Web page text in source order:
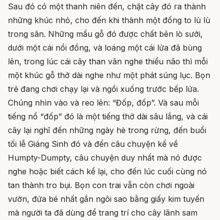
Sau đó có một thanh niên đến, chặt cây đó ra thành
những khúc nhỏ, cho đến khi thành một đống to lù lù
trong sân. Những mẩu gỗ đó được chất bên lò sưởi,
dưới một cái nồi đồng, và loáng một cái lửa đã bùng
lên, trong lúc cái cây than vãn nghe thiểu não thì mỗi
một khúc gỗ thở dài nghe như một phát súng lục. Bọn
trẻ đang chơi chạy lại và ngồi xuống trước bếp lửa.
Chúng nhìn vào và reo lên: “Đốp, đốp”. Và sau mỗi
tiếng nổ “đốp” đó là một tiếng thở dài sâu lắng, và cái
cây lại nghĩ đến những ngày hè trong rừng, đến buổi
tối lễ Giáng Sinh đó và đến câu chuyện kể về
Humpty-Dumpty, câu chuyện duy nhất mà nó được
nghe hoặc biết cách kể lại, cho đến lúc cuối cùng nó
tan thành tro bụi. Bọn con trai vẫn còn chơi ngoài
vườn, đứa bé nhất gắn ngôi sao bằng giấy kim tuyến
mà người ta đã dùng để trang trí cho cây lãnh sam